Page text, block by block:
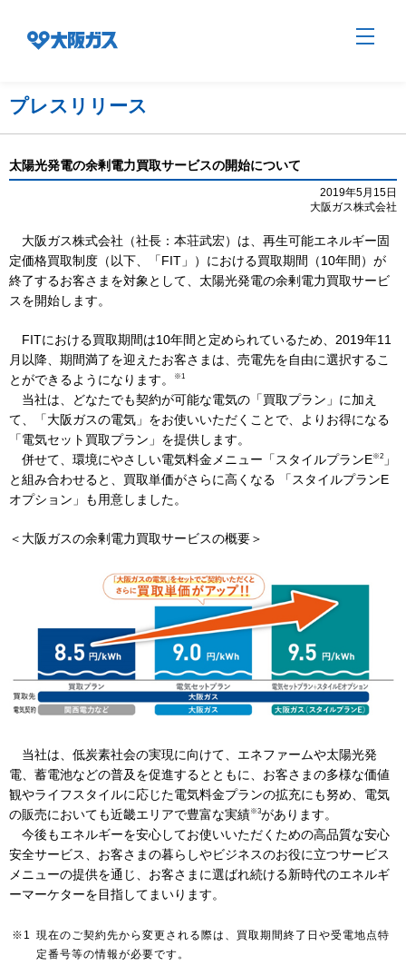
企業情報
業務用・産業用のお客さま
お問い合わせ English
社会貢献
技術開発
サステナビリティ
IR情報
プレスリリース
プレスリリース
太陽光発電の余剰電力買取サービスの開始について
2019年5月15日
大阪ガス株式会社
大阪ガス株式会社（社長：本荘武宏）は、再生可能エネルギー固
定価格買取制度（以下、「FIT」）における買取期間（10年間）が
終了するお客さまを対象として、太陽光発電の余剰電力買取サービ
スを開始します。
FITにおける買取期間は10年間と定められているため、2019年11
月以降、期間満了を迎えたお客さまは、売電先を自由に選択するこ
とができるようになります。
※1
当社は、どなたでも契約が可能な電気の「買取プラン」に加え
て、「大阪ガスの電気」をお使いいただくことで、よりお得になる
「電気セット買取プラン」を提供します。
併せて、環境にやさしい電気料金メニュー「スタイルプランE※2 」
と組み合わせると、買取単価がさらに高くなる 「スタイルプランE
オプション」も用意しました。
＜大阪ガスの余剰電力買取サービスの概要＞
当社は、低炭素社会の実現に向けて、エネファームや太陽光発
電、蓄電池などの普及を促進するとともに、お客さまの多様な価値
観やライフスタイルに応じた電気料金プランの拡充にも努め、電気
の販売においても近畿エリアで豊富な実績※3があります。
今後もエネルギーを安心してお使いいただくための高品質な安心
安全サービス、お客さまの暮らしやビジネスのお役に立つサービス
メニューの提供を通じ、お客さまに選ばれ続ける新時代のエネルギ
ーマーケターを目指してまいります。
※1 現在のご契約先から変更される際は、買取期間終了日や受電地点特
定番号等の情報が必要です。